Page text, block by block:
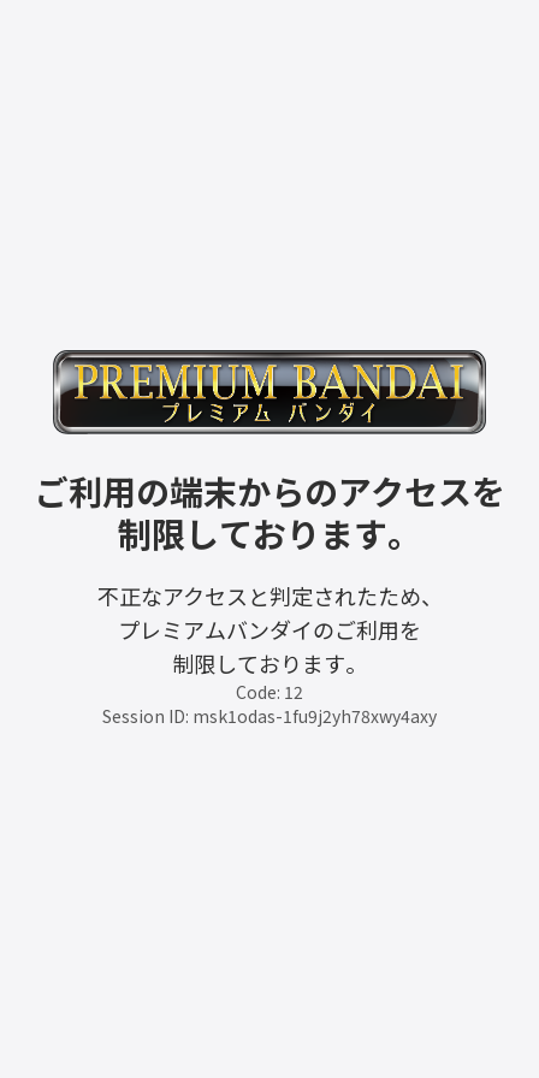
ご利用の端末からのアクセスを
制限しております。
不正なアクセスと判定されたため、
プレミアムバンダイのご利用を
制限しております。
Code: 12
Session ID: msk1odas-1fu9j2yh78xwy4axy